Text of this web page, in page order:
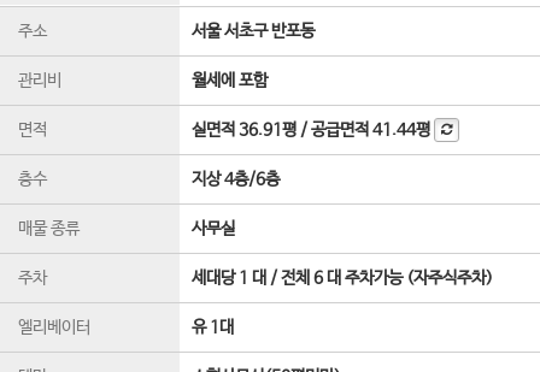
주소 서울 서초구 반포동
관리비 월세에 포함
면적 실면적36.91평 /공급면적41.44평
층수 지상 4층/6층
매물 종류 사무실
주차 세대당 1 대 / 전체 6 대 주차가능 (자주식주차)
엘리베이터 유 1 대